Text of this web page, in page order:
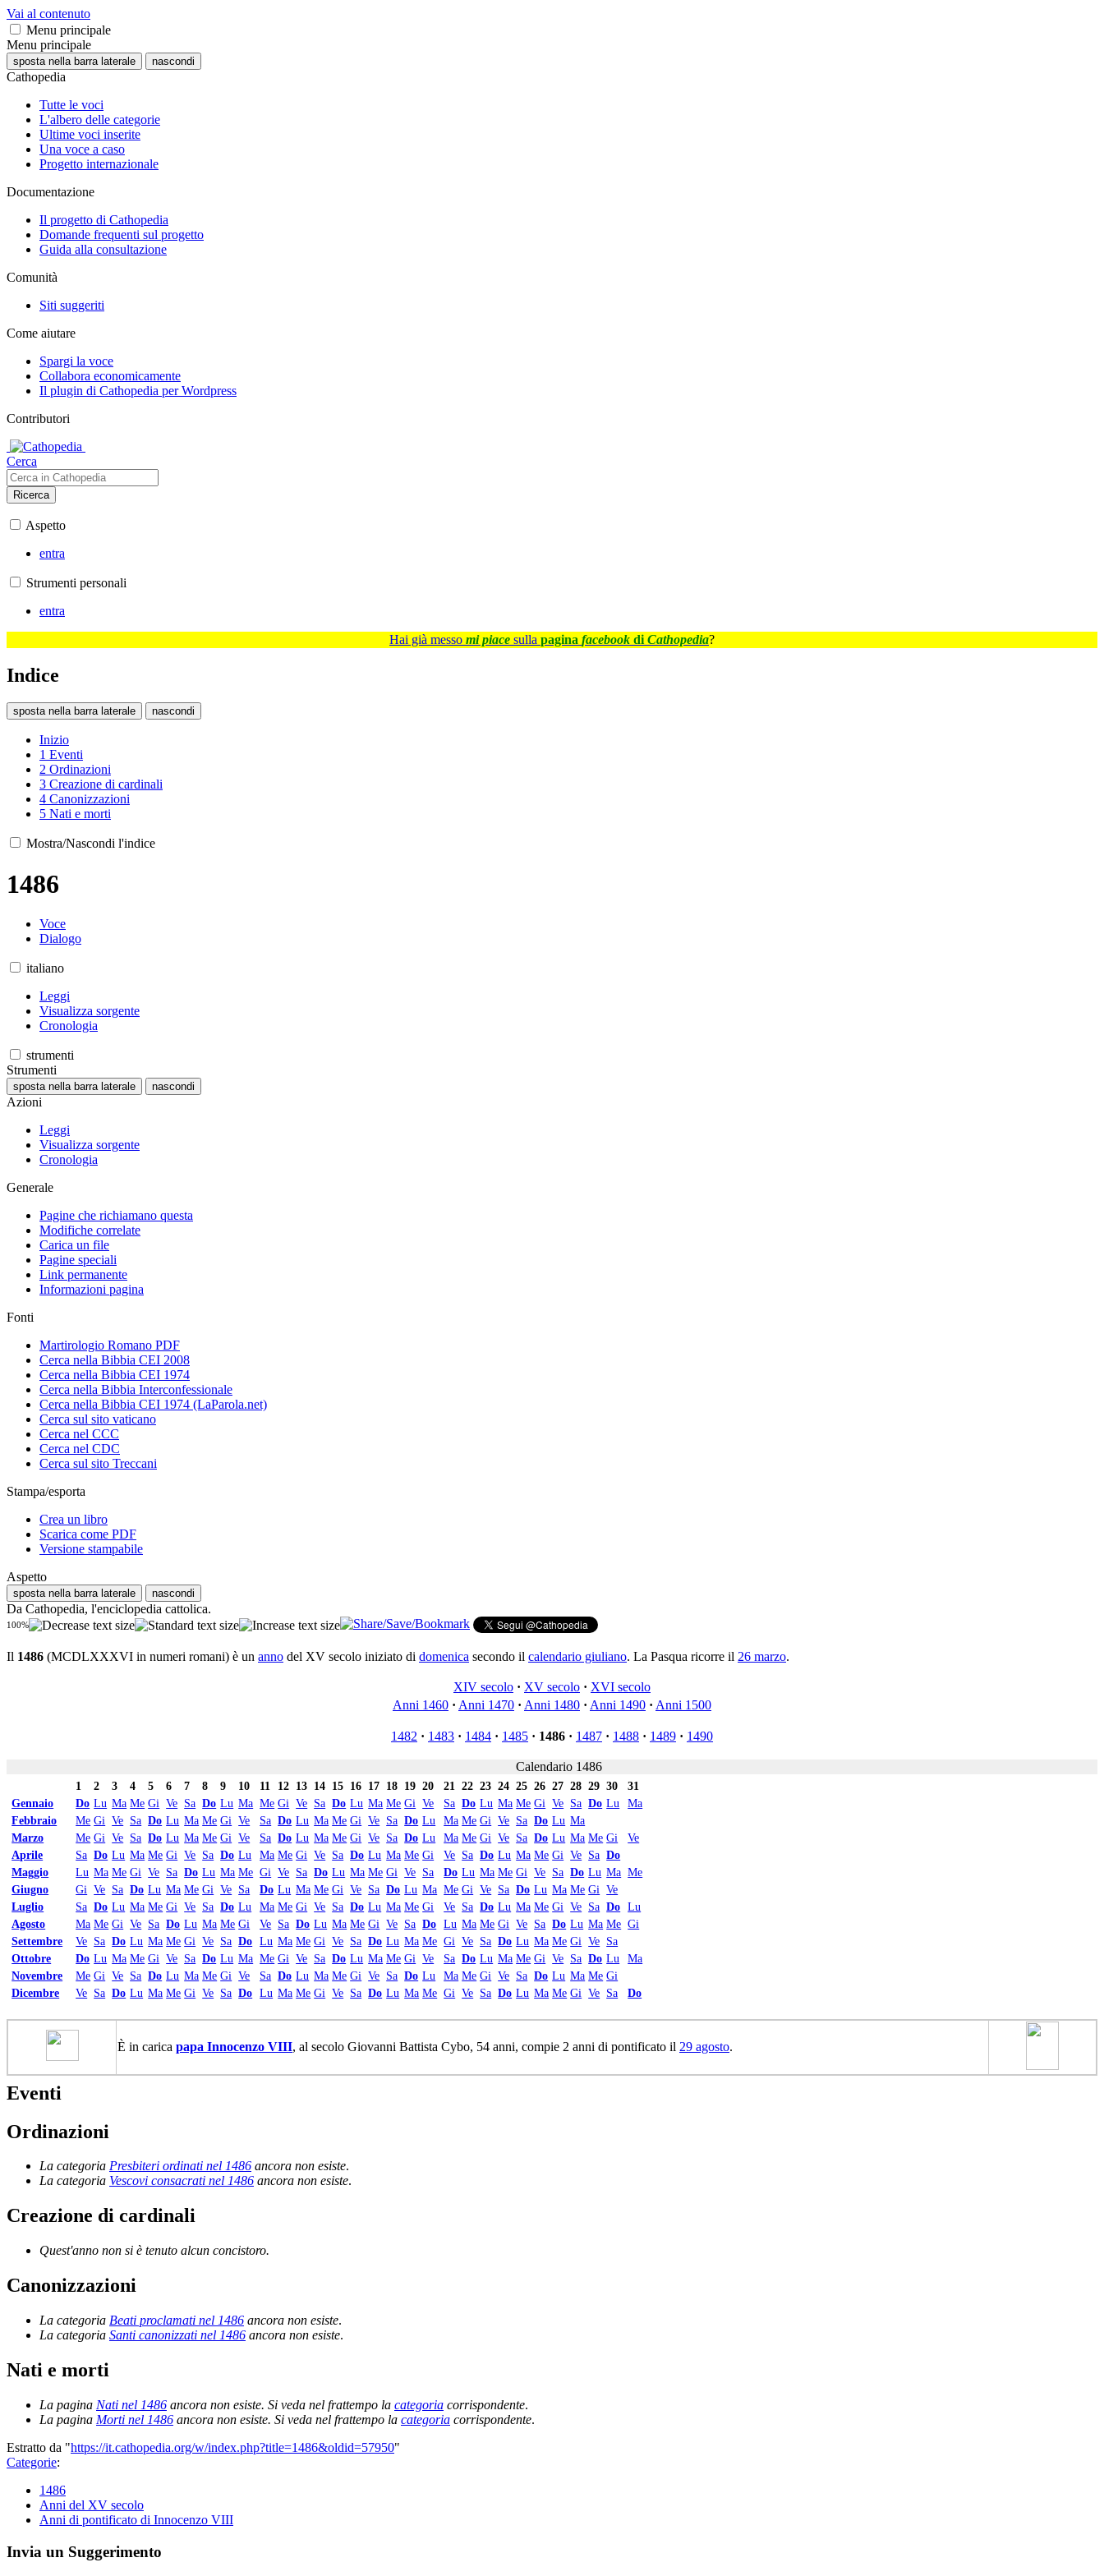
Vai al contenuto
Menu principale
Menu principale
sposta nella barra laterale nascondi
Cathopedia
Tutte le voci
L'albero delle categorie
Ultime voci inserite
Una voce a caso
Progetto internazionale
Documentazione
Il progetto di Cathopedia
Domande frequenti sul progetto
Guida alla consultazione
Comunità
Siti suggeriti
Come aiutare
Spargi la voce
Collabora economicamente
Il plugin di Cathopedia per Wordpress
Contributori
Cerca
Ricerca
Aspetto
entra
Strumenti personali
entra
Hai già messo mi piace sulla pagina facebook di Cathopedia?
Indice
sposta nella barra laterale nascondi
Inizio
1 Eventi
2 Ordinazioni
3 Creazione di cardinali
4 Canonizzazioni
5 Nati e morti
Mostra/Nascondi l'indice
1486
Voce
Dialogo
italiano
Leggi
Visualizza sorgente
Cronologia
strumenti
Strumenti
sposta nella barra laterale nascondi
Azioni
Leggi
Visualizza sorgente
Cronologia
Generale
Pagine che richiamano questa
Modifiche correlate
Carica un file
Pagine speciali
Link permanente
Informazioni pagina
Fonti
Martirologio Romano PDF
Cerca nella Bibbia CEI 2008
Cerca nella Bibbia CEI 1974
Cerca nella Bibbia Interconfessionale
Cerca nella Bibbia CEI 1974 (LaParola.net)
Cerca sul sito vaticano
Cerca nel CCC
Cerca nel CDC
Cerca sul sito Treccani
Stampa/esporta
Crea un libro
Scarica come PDF
Versione stampabile
Aspetto
sposta nella barra laterale nascondi
Da Cathopedia, l'enciclopedia cattolica.
100%
Il 1486 (MCDLXXXVI in numeri romani) è un anno del XV secolo iniziato di domenica secondo il calendario giuliano. La Pasqua ricorre il 26 marzo.
XIV secolo · XV secolo · XVI secolo
Anni 1460 · Anni 1470 · Anni 1480 · Anni 1490 · Anni 1500
1482 · 1483 · 1484 · 1485 · 1486 · 1487 · 1488 · 1489 · 1490
Calendario 1486
1 2 3 4 5 6 7 8 9 10 11 12 13 14 15 16 17 18 19 20 21 22 23 24 25 26 27 28 29 30
31
Gennaio
Do Lu Ma Me Gi Ve Sa Do Lu Ma Me Gi Ve Sa Do Lu Ma Me Gi Ve Sa Do Lu Ma Me Gi Ve Sa Do Lu
Ma
Febbraio
Me Gi Ve Sa Do Lu Ma Me Gi Ve Sa Do Lu Ma Me Gi Ve Sa Do Lu Ma Me Gi Ve Sa Do Lu Ma
Marzo
Me Gi Ve Sa Do Lu Ma Me Gi Ve Sa Do Lu Ma Me Gi Ve Sa Do Lu Ma Me Gi Ve Sa Do Lu Ma Me Gi
Ve
Aprile
Sa Do Lu Ma Me Gi Ve Sa Do Lu Ma Me Gi Ve Sa Do Lu Ma Me Gi Ve Sa Do Lu Ma Me Gi Ve Sa Do
Maggio
Lu Ma Me Gi Ve Sa Do Lu Ma Me Gi Ve Sa Do Lu Ma Me Gi Ve Sa Do Lu Ma Me Gi Ve Sa Do Lu Ma Me
Giugno
Gi Ve Sa Do Lu Ma Me Gi Ve Sa Do Lu Ma Me Gi Ve Sa Do Lu Ma Me Gi Ve Sa Do Lu Ma Me Gi Ve
Luglio
Sa Do Lu Ma Me Gi Ve Sa Do Lu Ma Me Gi Ve Sa Do Lu Ma Me Gi Ve Sa Do Lu Ma Me Gi Ve Sa Do Lu
Agosto
Ma Me Gi Ve Sa Do Lu Ma Me Gi Ve Sa Do Lu Ma Me Gi Ve Sa Do Lu Ma Me Gi Ve Sa Do Lu Ma Me Gi
Settembre
Ve Sa Do Lu Ma Me Gi Ve Sa Do Lu Ma Me Gi Ve Sa Do Lu Ma Me Gi Ve Sa Do Lu Ma Me Gi Ve Sa
Ottobre
Do Lu Ma Me Gi Ve Sa Do Lu Ma Me Gi Ve Sa Do Lu Ma Me Gi Ve Sa Do Lu Ma Me Gi Ve Sa Do Lu
Ma
Novembre
Me Gi Ve Sa Do Lu Ma Me Gi Ve Sa Do Lu Ma Me Gi Ve Sa Do Lu Ma Me Gi Ve Sa Do Lu Ma Me Gi
Dicembre
Ve Sa Do Lu Ma Me Gi Ve Sa Do Lu Ma Me Gi Ve Sa Do Lu Ma Me Gi Ve Sa Do Lu Ma Me Gi Ve Sa Do
È in carica papa Innocenzo VIII, al secolo Giovanni Battista Cybo, 54 anni, compie 2 anni di pontificato il 29 agosto.
Eventi
Ordinazioni
La categoria Presbiteri ordinati nel 1486 ancora non esiste.
La categoria Vescovi consacrati nel 1486 ancora non esiste.
Creazione di cardinali
Quest'anno non si è tenuto alcun concistoro.
Canonizzazioni
La categoria Beati proclamati nel 1486 ancora non esiste.
La categoria Santi canonizzati nel 1486 ancora non esiste.
Nati e morti
La pagina Nati nel 1486 ancora non esiste. Si veda nel frattempo la categoria corrispondente.
La pagina Morti nel 1486 ancora non esiste. Si veda nel frattempo la categoria corrispondente.
Estratto da "https://it.cathopedia.org/w/index.php?title=1486&oldid=57950"
Categorie:
1486
Anni del XV secolo
Anni di pontificato di Innocenzo VIII
Invia un Suggerimento